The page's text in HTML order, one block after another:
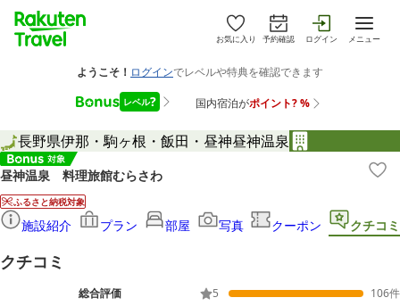
お気に入り 予約確認 ログイン メニュー
長野県伊那・駒ヶ根・飯田・昼神昼神温泉
昼神温泉 料理旅館むらさわ
ふるさと納税対象
施設紹介 プラン 部屋 写真 クーポン クチコミ
クチコミ
総合評価 5 106件